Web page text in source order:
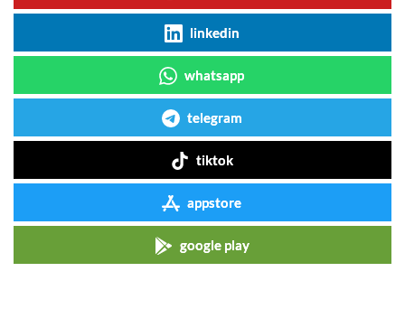
linkedin
whatsapp
telegram
tiktok
appstore
google play